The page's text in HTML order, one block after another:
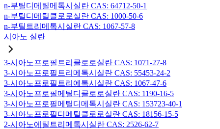
n-부틸디메틸메톡시실란 CAS: 64712-50-1
n-부틸디메틸클로로실란 CAS: 1000-50-6
n-부틸트리메톡시실란 CAS: 1067-57-8
시아노 실란
3-시아노프로필트리클로로실란 CAS: 1071-27-8
3-시아노프로필트리메톡시실란 CAS: 55453-24-2
3-시아노프로필트리에톡시실란 CAS: 1067-47-6
3-시아노프로필메틸디클로로실란 CAS: 1190-16-5
3-시아노프로필메틸디메톡시실란 CAS: 153723-40-1
3-시아노프로필디메틸클로로실란 CAS: 18156-15-5
2-시아노에틸트리메톡시실란 CAS: 2526-62-7